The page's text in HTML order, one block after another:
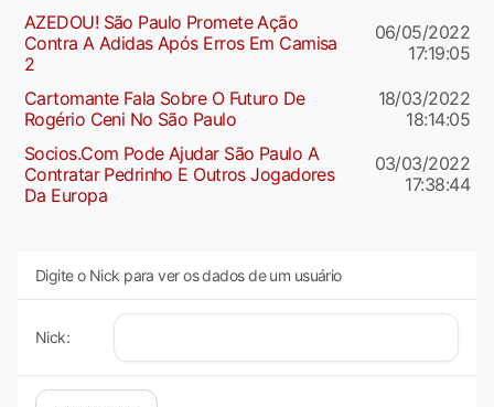
AZEDOU! São Paulo Promete Ação
Contra A Adidas Após Erros Em Camisa
2
06/05/2022
17:19:05
Cartomante Fala Sobre O Futuro De
Rogério Ceni No São Paulo
18/03/2022
18:14:05
Socios.com Pode Ajudar São Paulo A
Contratar Pedrinho E Outros Jogadores
Da Europa
03/03/2022
17:38:44
Digite o Nick para ver os dados de um usuário
Nick: